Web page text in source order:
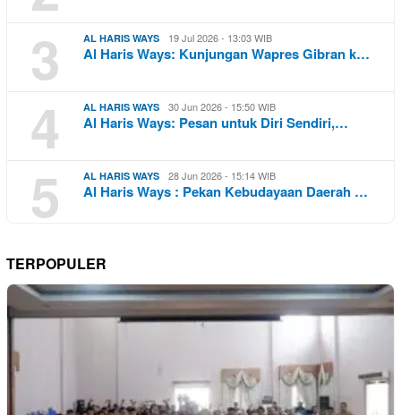
3 AL HARIS WAYS 19 Jul 2026 - 13:03 WIB
Al Haris Ways: Kunjungan Wapres Gibran k…
4 AL HARIS WAYS 30 Jun 2026 - 15:50 WIB
Al Haris Ways: Pesan untuk Diri Sendiri,…
5 AL HARIS WAYS 28 Jun 2026 - 15:14 WIB
Al Haris Ways : Pekan Kebudayaan Daerah …
TERPOPULER